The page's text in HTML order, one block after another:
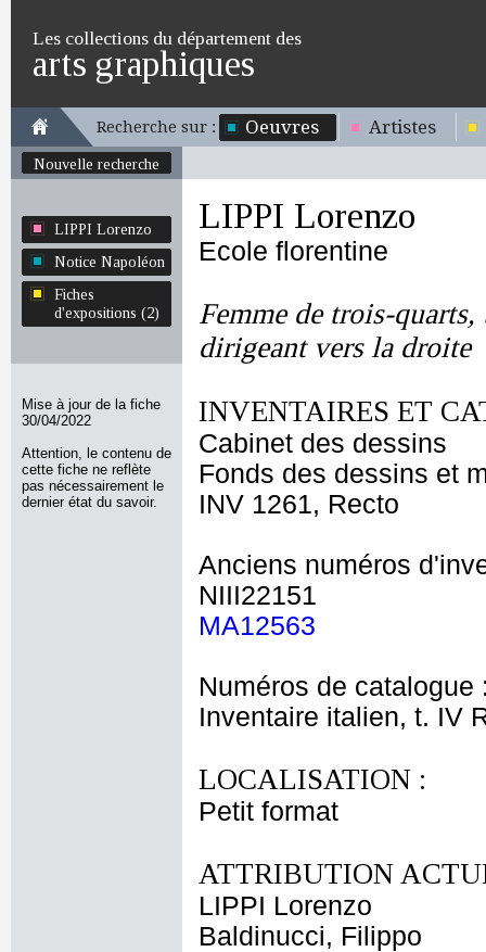
Les collections du département des
arts graphiques
Recherche sur : Oeuvres Artistes
Nouvelle recherche
LIPPI Lorenzo
Notice Napoléon
Fiches
d'expositions (2)
Mise à jour de la fiche
30/04/2022
Attention, le contenu de
cette fiche ne reflète
pas nécessairement le
dernier état du savoir.
LIPPI Lorenzo
Ecole florentine
Femme de trois-quarts,
dirigeant vers la droite
INVENTAIRES ET
Cabinet des dessins
Fonds des dessins et
INV 1261, Recto
Anciens numéros
NIII22151
MA12563
Numéros de catalogue
Inventaire italien, t. IV
LOCALISATION :
Petit format
ATTRIBUTION
LIPPI Lorenzo
Baldinucci, Filippo